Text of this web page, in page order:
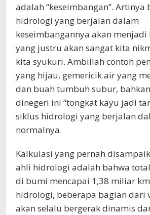
adalah “keseimbangan”. Artinya
hidrologi yang berjalan dalam
keseimbangannya akan
yang justru akan sangat kita
kita syukuri. Ambillah contoh
yang hijau, gemericik air yang
dan buah tumbuh subur,
dinegeri ini “tongkat kayu jadi
siklus hidrologi yang berjalan
normalnya.
Kalkulasi yang pernah
ahli hidrologi adalah bahwa
di bumi mencapai 1,38 miliar
hidrologi, beberapa bagian dari
akan selalu bergerak dinamis